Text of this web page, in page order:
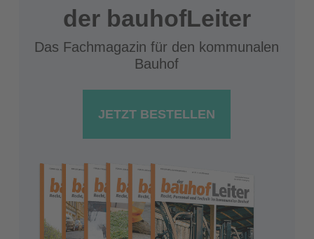
der bauhofLeiter
Das Fachmagazin für den kommunalen
Bauhof
JETZT BESTELLEN